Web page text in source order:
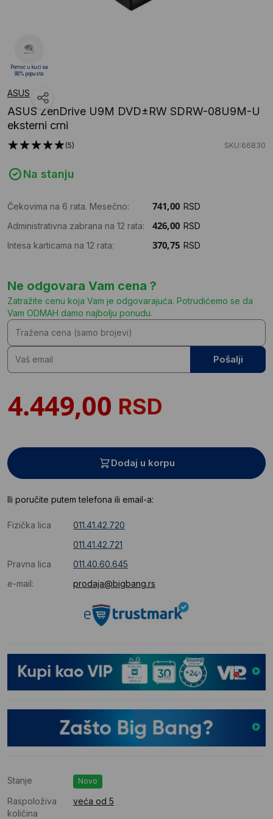
ASUS
ASUS ZenDrive U9M DVD±RW SDRW-08U9M-U
eksterni crni
(5) SKU:66830
Na stanju
Čekovima na 6 rata. Mesečno:
RSD
Administrativna zabrana na 12 rata:
RSD
Intesa karticama na 12 rata:
RSD
Ne odgovara Vam cena ?
Zatražite cenu koja Vam je odgovarajuća. Potrudićemo se da
Vam ODMAH damo najbolju ponudu.
Pošalji
RSD
Dodaj u korpu
Ili poručite putem telefona ili email-a:
Fizička lica
011.41.42.720
011.41.42.721
Pravna lica
011.40.60.645
e-mail:
prodaja@bigbang.rs
Stanje Novo
Raspoloživa
količina
veća od 5
Pomoć u kući sa
88% popusta